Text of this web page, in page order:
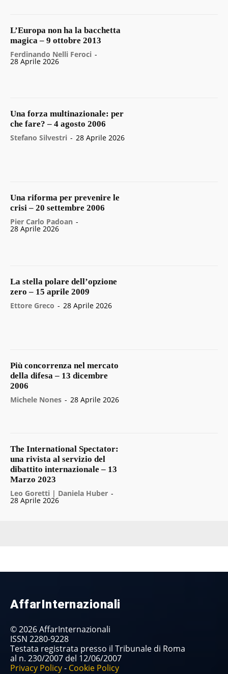
L’Europa non ha la bacchetta
magica – 9 ottobre 2013
Ferdinando Nelli Feroci -
28 Aprile 2026
Una forza multinazionale: per
che fare? – 4 agosto 2006
Stefano Silvestri - 28 Aprile 2026
Una riforma per prevenire le
crisi – 20 settembre 2006
Pier Carlo Padoan -
28 Aprile 2026
La stella polare dell’opzione
zero – 15 aprile 2009
Ettore Greco - 28 Aprile 2026
Più concorrenza nel mercato
della difesa – 13 dicembre
2006
Michele Nones - 28 Aprile 2026
The International Spectator:
una rivista al servizio del
dibattito internazionale – 13
Marzo 2023
Leo Goretti | Daniela Huber -
28 Aprile 2026
AffarInternazionali
© 2026 AffarInternazionali
ISSN 2280-9228
Testata registrata presso il Tribunale di Roma
al n. 230/2007 del 12/06/2007
Privacy Policy- Cookie Policy